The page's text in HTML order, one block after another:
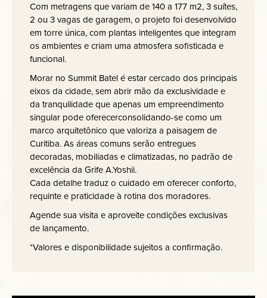
Com metragens que variam de 140 a 177 m2, 3 suítes,
2 ou 3 vagas de garagem, o projeto foi desenvolvido
em torre única, com plantas inteligentes que integram
os ambientes e criam uma atmosfera sofisticada e
funcional.
Morar no Summit Batel é estar cercado dos principais
eixos da cidade, sem abrir mão da exclusividade e
da tranquilidade que apenas um empreendimento
singular pode oferecerconsolidando-se como um
marco arquitetônico que valoriza a paisagem de
Curitiba. As áreas comuns serão entregues
decoradas, mobiliadas e climatizadas, no padrão de
excelência da Grife A.Yoshii.
Cada detalhe traduz o cuidado em oferecer conforto,
requinte e praticidade à rotina dos moradores.
Agende sua visita e aproveite condições exclusivas
de lançamento.
*Valores e disponibilidade sujeitos a confirmação.